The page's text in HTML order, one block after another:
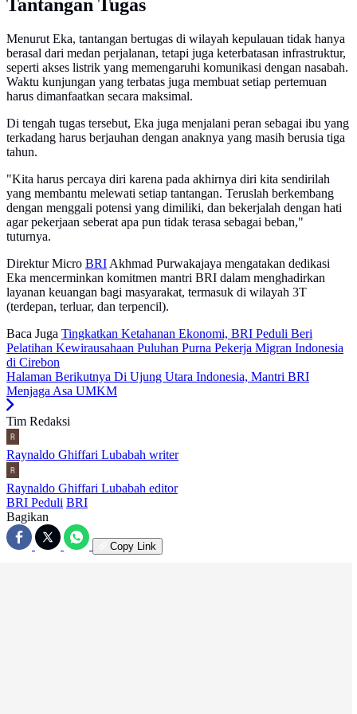
Tantangan Tugas
Menurut Eka, tantangan bertugas di wilayah kepulauan tidak hanya
berasal dari medan perjalanan, tetapi juga keterbatasan infrastruktur,
seperti akses listrik yang memengaruhi komunikasi dengan nasabah.
Waktu kunjungan yang terbatas juga membuat setiap pertemuan
harus dimanfaatkan secara maksimal.
Di tengah tugas tersebut, Eka juga menjalani peran sebagai ibu yang
terkadang harus berjauhan dengan anaknya yang masih berusia tiga
tahun.
"Kita harus percaya diri karena pada akhirnya diri kita sendirilah
yang membantu melewati setiap tantangan. Teruslah berkembang
dengan menggali potensi yang dimiliki, dan bekerjalah dengan hati
agar pekerjaan seberat apa pun tidak terasa sebagai beban,"
tuturnya.
Direktur Micro BRI Akhmad Purwakajaya mengatakan dedikasi
Eka mencerminkan komitmen mantri BRI dalam menghadirkan
layanan keuangan bagi masyarakat, termasuk di wilayah 3T
(terdepan, terluar, dan terpencil).
Baca Juga Tingkatkan Ketahanan Ekonomi, BRI Peduli Beri
Pelatihan Kewirausahaan Puluhan Purna Pekerja Migran Indonesia
di Cirebon
Halaman Berikutnya Di Ujung Utara Indonesia, Mantri BRI
Menjaga Asa UMKM
Tim Redaksi
Raynaldo Ghiffari Lubabah writer
Raynaldo Ghiffari Lubabah editor
BRI Peduli BRI
Bagikan
Copy Link